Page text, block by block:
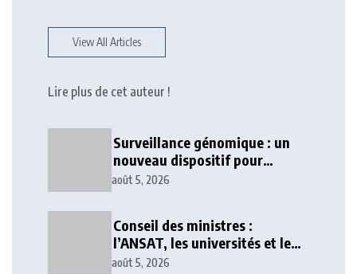
View All Articles
Lire plus de cet auteur !
Surveillance génomique : un
nouveau dispositif pour
renforcer la sécurité sanitaire
août 5, 2026
Conseil des ministres :
l’ANSAT, les universités et le
numérique au cœur des
août 5, 2026